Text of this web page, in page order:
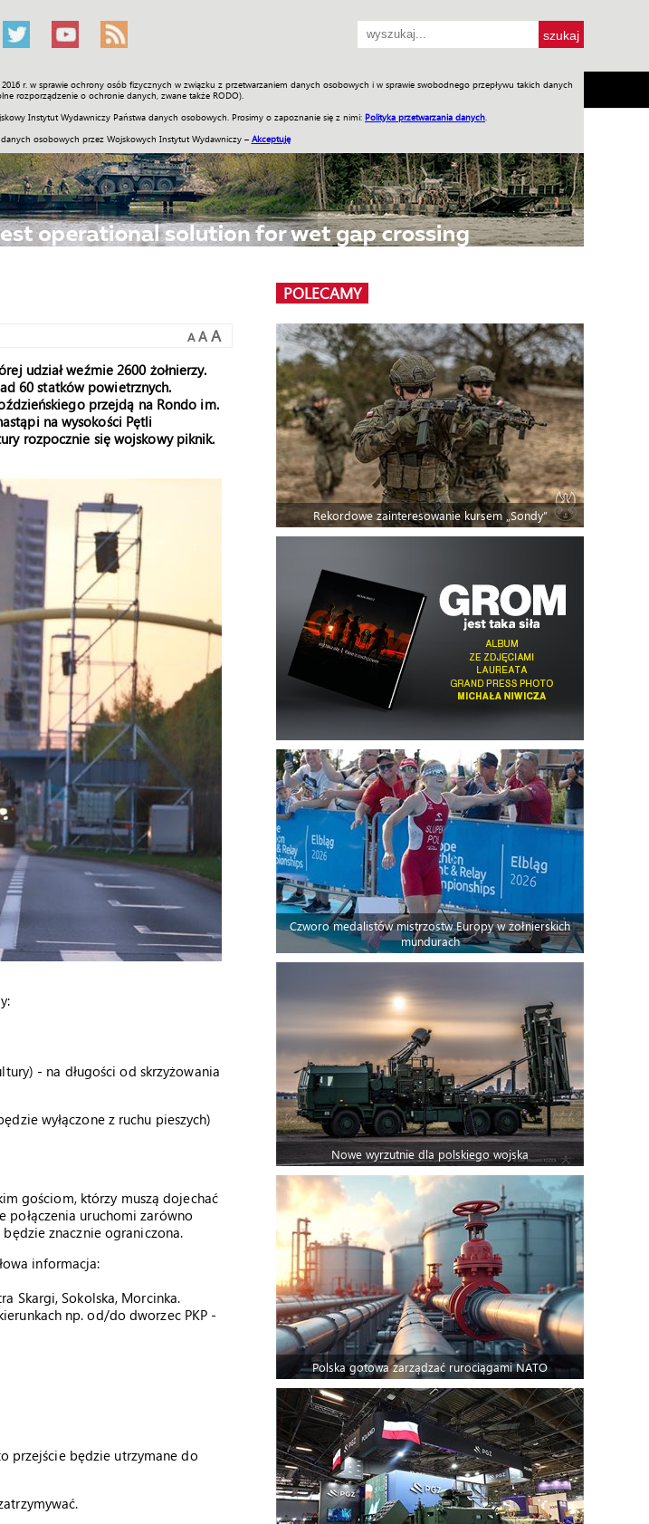
r. w sprawie ochrony osób fizycznych w związku z przetwarzaniem danych osobowych i w sprawie swobodnego przepływu takich danych
rozporządzenie o ochronie danych, zwane także RODO).
Instytut Wydawniczy Państwa danych osobowych. Prosimy o zapoznanie się z nimi: Polityka przetwarzania danych
osobowych przez Wojskowych Instytut Wydawniczy – Akceptuję
Historia Galerie Wideo ENGLISH SKLEP Jednodniówki Praca w WIW
A A A
udział weźmie 2600 żołnierzy.
60 statków powietrznych.
przejdą na Rondo im.
na wysokości Pętli
rozpocznie się wojskowy piknik.
- na długości od skrzyżowania
wyłączone z ruchu pieszych)
gościom, którzy muszą dojechać
uruchomi zarówno
znacznie ograniczona.
informacja:
Skargi, Sokolska, Morcinka.
np. od/do dworzec PKP -
przejście będzie utrzymane do
POLECAMY
Rekordowe zainteresowanie kursem „Sondy”
Czworo medalistów mistrzostw Europy w żołnierskich
mundurach
Nowe wyrzutnie dla polskiego wojska
Polska gotowa zarządzać rurociągami NATO